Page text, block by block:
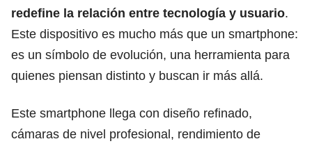
redefine la relación entre tecnología y usuario.
Este dispositivo es mucho más que un smartphone:
es un símbolo de evolución, una herramienta para
quienes piensan distinto y buscan ir más allá.
Este smartphone llega con diseño refinado,
cámaras de nivel profesional, rendimiento de